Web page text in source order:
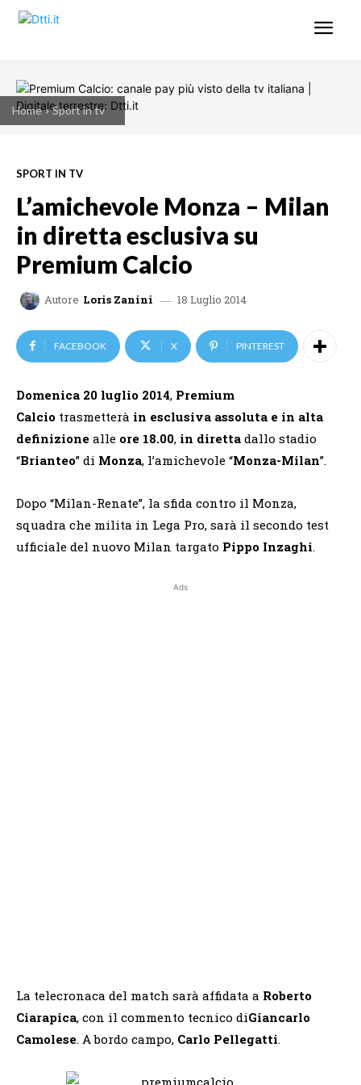
Home Sport in tv
SPORT IN TV
L’amichevole Monza – Milan
in diretta esclusiva su
Premium Calcio
Autore Loris Zanini 18 Luglio 2014
FACEBOOK X PINTEREST
Domenica 20 luglio 2014, Premium
Calcio trasmetterà in esclusiva assoluta e in alta
definizione alle ore 18.00, in diretta dallo stadio
“Brianteo” di Monza, l’amichevole “Monza-Milan”.
Dopo “Milan-Renate”, la sfida contro il Monza,
squadra che milita in Lega Pro, sarà il secondo test
ufficiale del nuovo Milan targato Pippo Inzaghi.
Ads
La telecronaca del match sarà affidata a Roberto
Ciarapica, con il commento tecnico diGiancarlo
Camolese. A bordo campo, Carlo Pellegatti.